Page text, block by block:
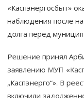
«Каспэнергосбыт»
наблюдения после
долга перед
Решение принял
заявлению МУП
„Каспэнерго“». В
включили